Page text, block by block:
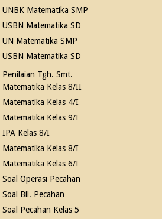
UNBK Matematika SMP
USBN Matematika SD
UN Matematika SMP
USBN Matematika SD
Penilaian Tgh. Smt.
Matematika Kelas 8/II
Matematika Kelas 4/I
Matematika Kelas 9/I
IPA Kelas 8/I
Matematika Kelas 8/I
Matematika Kelas 6/I
Soal Operasi Pecahan
Soal Bil. Pecahan
Soal Pecahan Kelas 5